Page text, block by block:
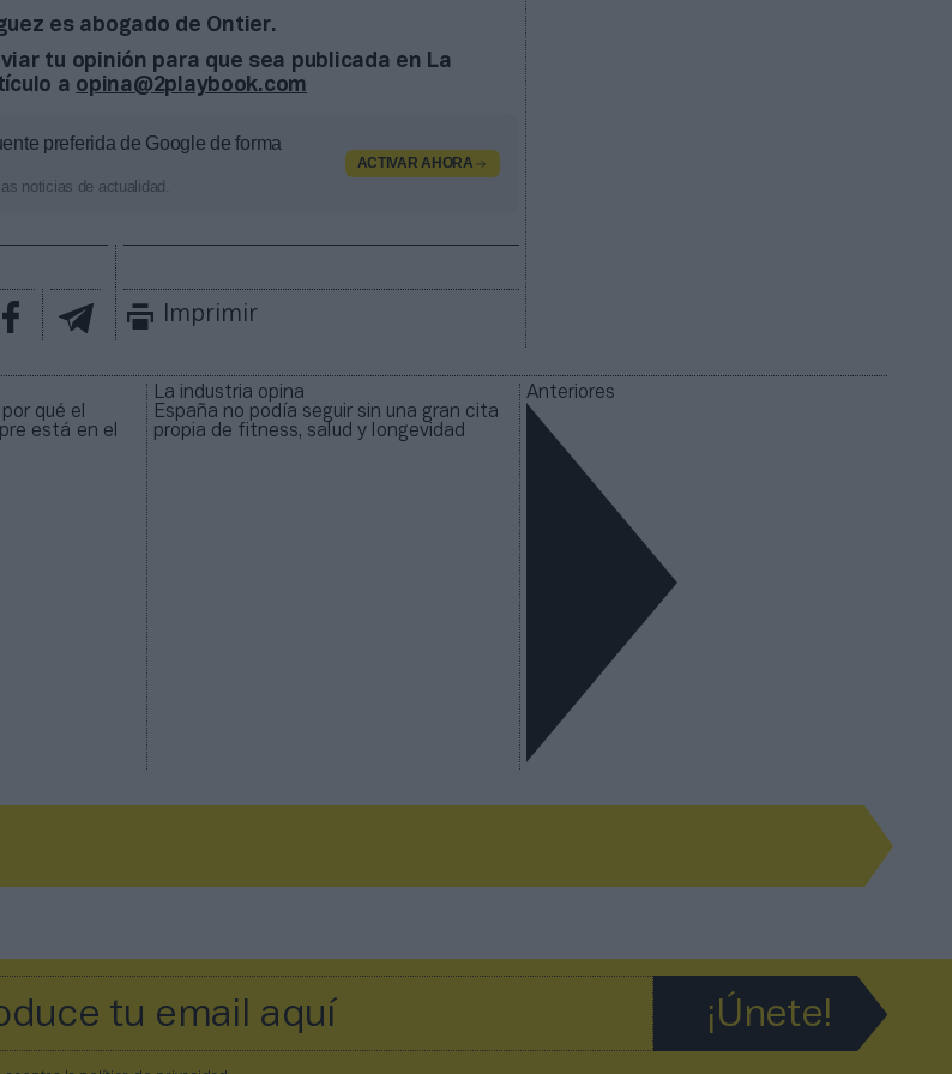
es abogado de Ontier.
tu opinión para que sea publicada en La
a opina@2playbook.com
preferida de Google de forma
noticias de actualidad.
ACTIVAR AHORA
Imprimir
qué el
está en el
La industria opina
España no podía seguir sin una gran cita
propia de fitness, salud y longevidad
Anteriores